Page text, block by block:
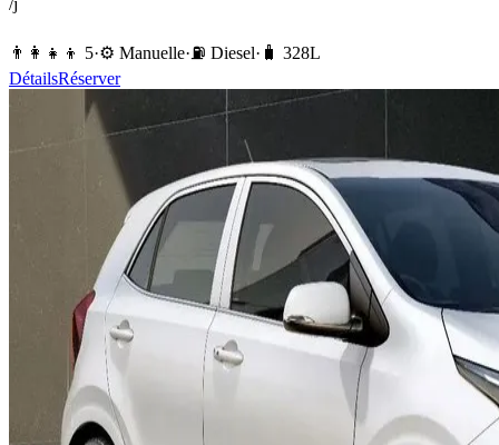
👨‍👩‍👧‍👦 5·⚙️ Manuelle·⛽️ Diesel· 🧳 328L
DétailsRéserver